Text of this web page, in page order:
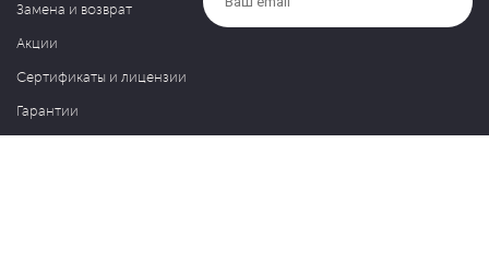
Замена и возврат
Акции
Сертификаты и лицензии
Гарантии